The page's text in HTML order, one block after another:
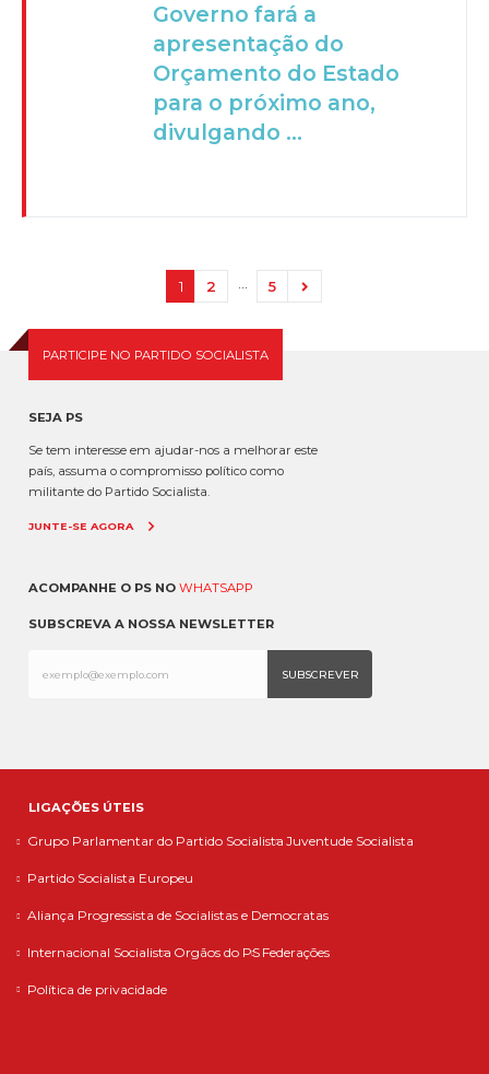
Governo fará a
apresentação do
Orçamento do Estado
para o próximo ano,
divulgando ...
1 2 5
PARTICIPE NO PARTIDO SOCIALISTA
SEJA PS
Se tem interesse em ajudar-nos a melhorar este
país, assuma o compromisso político como
militante do Partido Socialista.
JUNTE-SE AGORA
ACOMPANHE O PS NO WHATSAPP
SUBSCREVA A NOSSA NEWSLETTER
LIGAÇÕES ÚTEIS
Grupo Parlamentar do Partido Socialista Juventude Socialista
Partido Socialista Europeu
Aliança Progressista de Socialistas e Democratas
Internacional Socialista Orgãos do PS Federações
Política de privacidade